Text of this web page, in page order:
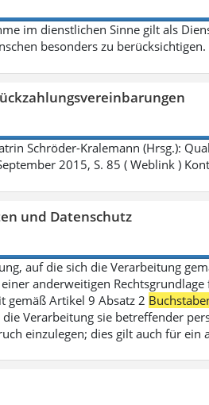
im dienstlichen Sinne gilt als
besonders zu berücksichtigen.
Schröder-Kralemann (Hrsg.):
2015, S. 85 ( Weblink )
und Datenschutz
auf die sich die Verarbeitung
anderweitigen
gemäß Artikel 9 Absatz 2
Verarbeitung sie betreffender
einzulegen; dies gilt auch für ein